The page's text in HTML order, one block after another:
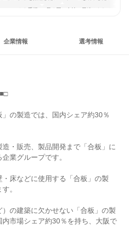
ムワークを重視 長く同じ会社に居続けられる
企業情報 選考情報
の製造では、国内シェア約30％
・販売、製品開発まで「合板」に
業グループです。
床などに使用する「合板」の製
。
の建築に欠かせない「合板」の製
市場シェア約30％を持ち、大阪で